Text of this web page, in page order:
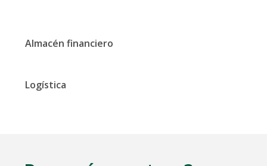
Almacén financiero
Logística